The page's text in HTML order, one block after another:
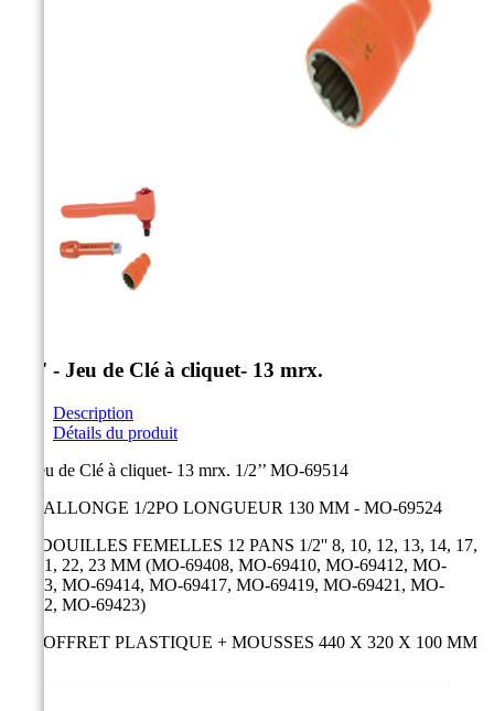
1/2'' - Jeu de Clé à cliquet- 13 mrx.
Description
Détails du produit
1x Jeu de Clé à cliquet- 13 mrx. 1/2’’ MO-69514
1x RALLONGE 1/2PO LONGUEUR 130 MM - MO-69524
10x DOUILLES FEMELLES 12 PANS 1/2'' 8, 10, 12, 13, 14, 17,
19, 21, 22, 23 MM (MO-69408, MO-69410, MO-69412, MO-
69413, MO-69414, MO-69417, MO-69419, MO-69421, MO-
69422, MO-69423)
1x COFFRET PLASTIQUE + MOUSSES 440 X 320 X 100 MM